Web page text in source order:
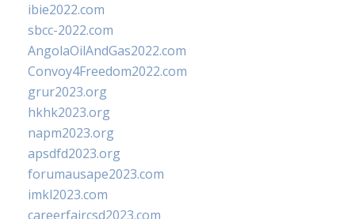
ibie2022.com
sbcc-2022.com
AngolaOilAndGas2022.com
Convoy4Freedom2022.com
grur2023.org
hkhk2023.org
napm2023.org
apsdfd2023.org
forumausape2023.com
imkl2023.com
careerfaircsd2023.com